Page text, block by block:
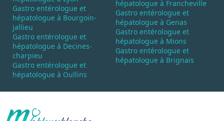
Gastro entérologue et
hépatologue à Bourgoin-
jallieu
Gastro entérologue et
hépatologue à Decines-
charpieu
Gastro entérologue et
hépatologue à Oullins
hépatologue à Francheville
Gastro entérologue et
hépatologue à Genas
Gastro entérologue et
hépatologue à Mions
Gastro entérologue et
hépatologue à Brignais